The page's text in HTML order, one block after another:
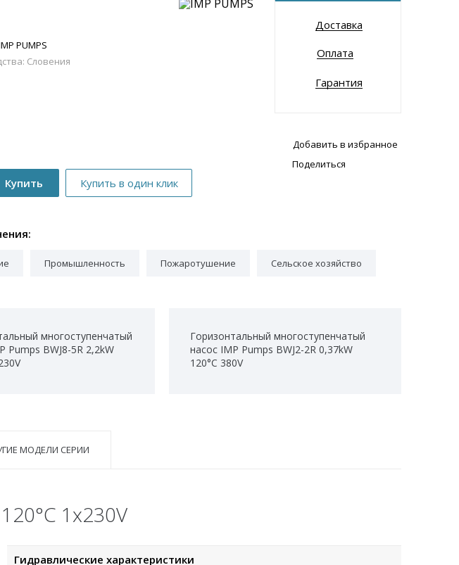
PUMPS
Словения
Доставка
Оплата
Гарантия
Добавить в избранное
Поделиться
Промышленность Пожаротушение Сельское хозяйство
многоступенчатый
Pumps BWJ8-5R 2,2kW
Горизонтальный многоступенчатый
насос IMP Pumps BWJ2-2R 0,37kW
120°C 380V
МОДЕЛИ СЕРИИ
1x230V
Гидравлические характеристики